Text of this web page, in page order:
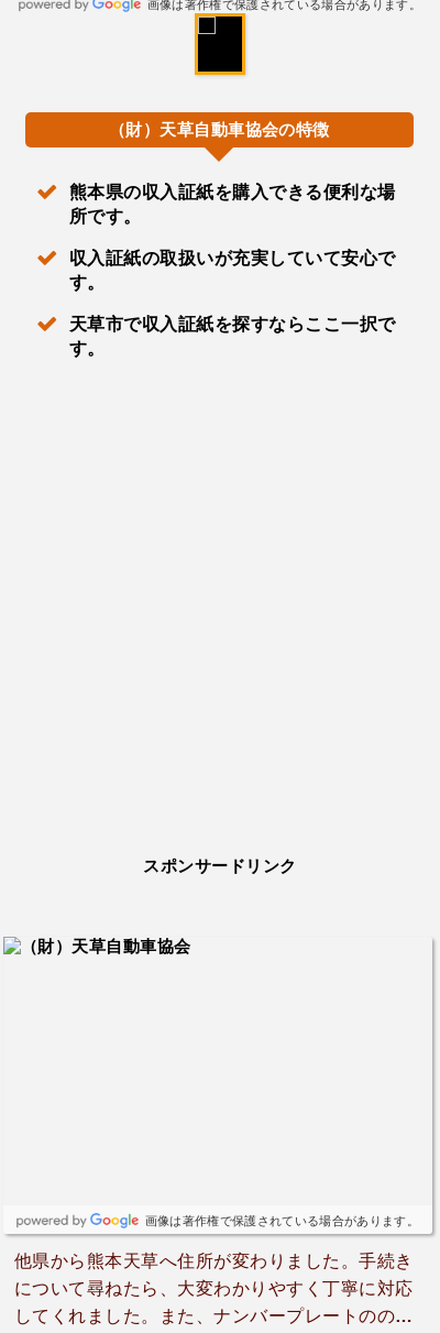
画像は著作権で保護されている場合があります。
（財）天草自動車協会の特徴
熊本県の収入証紙を購入できる便利な場
所です。
収入証紙の取扱いが充実していて安心で
す。
天草市で収入証紙を探すならここ一択で
す。
スポンサードリンク
画像は著作権で保護されている場合があります。
他県から熊本天草へ住所が変わりました。手続き
について尋ねたら、大変わかりやすく丁寧に対応
してくれました。また、ナンバープレートのの希